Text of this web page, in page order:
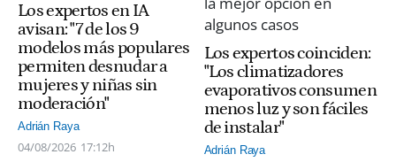
Los expertos en IA
avisan: "7 de los 9
modelos más populares
permiten desnudar a
mujeres y niñas sin
moderación"
Adrián Raya
04/08/2026 17:12h
Los expertos coinciden:
"Los climatizadores
evaporativos consumen
menos luz y son fáciles
de instalar"
Adrián Raya